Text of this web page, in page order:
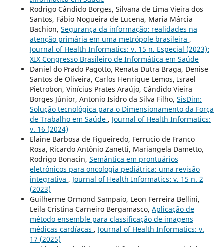
Rodrigo Cândido Borges, Silvana de Lima Vieira dos
Santos, Fábio Nogueira de Lucena, Maria Márcia
Bachion, Segurança da informação: realidades na
atenção primária em uma metrópole brasileira ,
Journal of Health Informatics: v. 15 n. Especial (2023):
XIX Congresso Brasileiro de Informática em Saúde
Daniel do Prado Pagotto, Renata Dutra Braga, Denise
Santos de Oliveira, Carlos Henrique Lemos, Israel
Pietrobon, Vinícius Prates Araújo, Cândido Vieira
Borges Júnior, Antonio Isidro da Silva Filho, SisDim:
Solução tecnológica para o Dimensionamento da Força
de Trabalho em Saúde , Journal of Health Informatics:
v. 16 (2024)
Elaine Barbosa de Figueiredo, Ferrucio de Franco
Rosa, Ricardo Antônio Zanetti, Mariangela Dametto,
Rodrigo Bonacin, Semântica em prontuários
eletrônicos para oncologia pediátrica: uma revisão
integrativa , Journal of Health Informatics: v. 15 n. 2
(2023)
Guilherme Ormond Sampaio, Leon Ferreira Bellini,
Leila Cristina Carneiro Bergamasco, Aplicação de
método ensemble para classificação de imagens
médicas cardíacas , Journal of Health Informatics: v.
17 (2025)